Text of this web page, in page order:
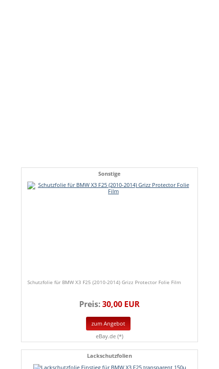
Sonstige
Schutzfolie für BMW X3 F25 (2010-2014) Grizz Protector Folie Film
Preis:30,00 EUR
zum Angebot
eBay.de (*)
Lackschutzfolien